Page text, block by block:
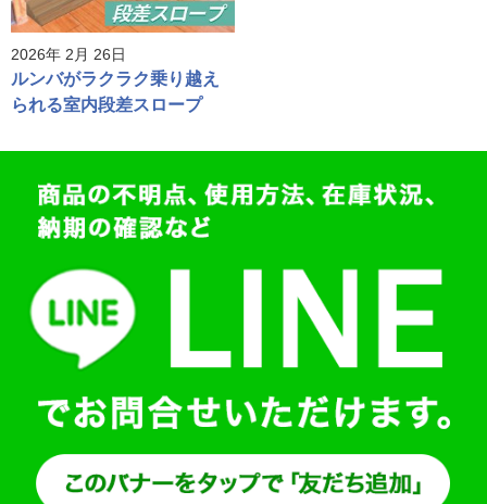
2026年 2月 26日
ルンバがラクラク乗り越え
られる室内段差スロープ